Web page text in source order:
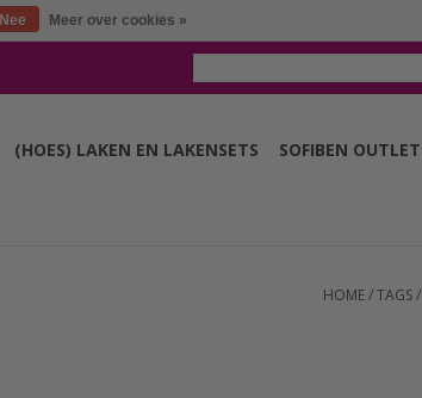
(HOES) LAKEN EN LAKENSETS
SOFIBEN OUTLET
HOME/TAGS/
Nee Meer over cookies »